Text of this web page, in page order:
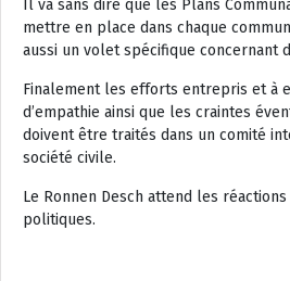
Il va sans dire que les Plans
mettre en place dans chaque
aussi un volet spécifique concernant
Finalement les efforts entrepris et à
d’empathie ainsi que les craintes
doivent être traités dans un comité
société civile.
Le Ronnen Desch attend les
politiques.